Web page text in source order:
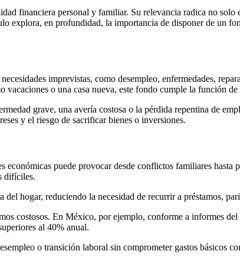
financiera personal y familiar. Su relevancia radica no
explora, en profundidad, la importancia de disponer de un
imprevistas, como desempleo, enfermedades,
o una casa nueva, este fondo cumple la función
grave, una avería costosa o la pérdida repentina de
y el riesgo de sacrificar bienes o inversiones.
económicas puede provocar desde conflictos familiares
difíciles.
hogar, reduciendo la necesidad de recurrir a préstamos,
costosos. En México, por ejemplo, conforme a informes
al 40% anual.
o transición laboral sin comprometer gastos básicos